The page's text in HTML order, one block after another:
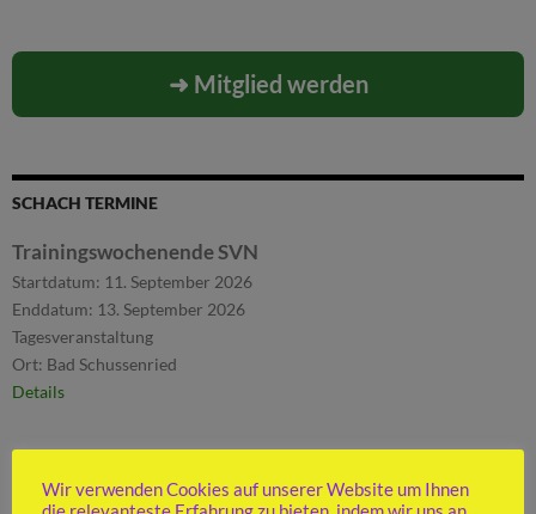
➜ Mitglied werden
SCHACH TERMINE
Trainingswochenende SVN
Startdatum: 11. September 2026
Enddatum: 13. September 2026
Tagesveranstaltung
Ort: Bad Schussenried
Details
Wir verwenden Cookies auf unserer Website um Ihnen